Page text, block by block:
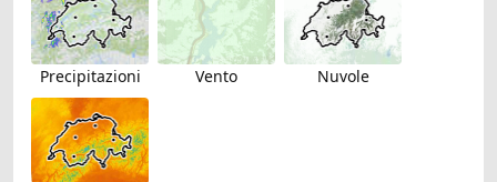
Precipitazioni Vento Nuvole